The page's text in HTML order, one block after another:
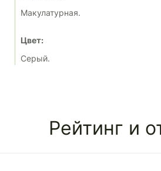
Макулатурная.
Цвет:
Серый.
Рейтинг и